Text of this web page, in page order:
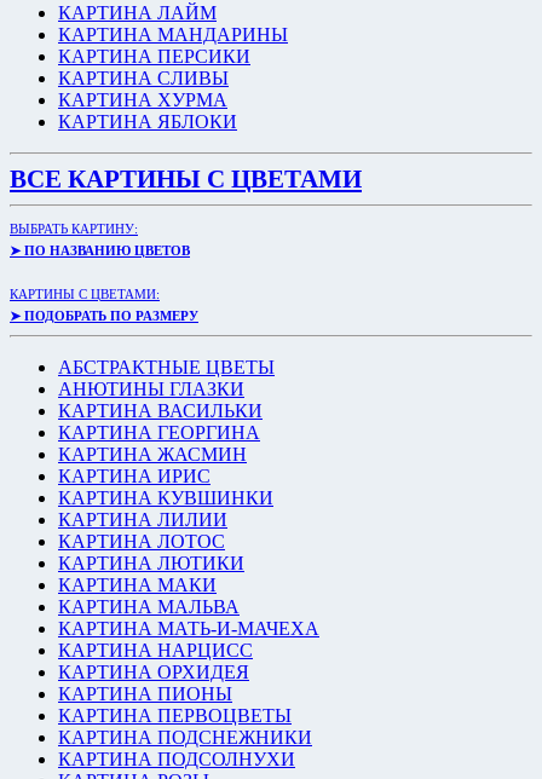
КАРТИНА ЛАЙМ
КАРТИНА МАНДАРИНЫ
КАРТИНА ПЕРСИКИ
КАРТИНА СЛИВЫ
КАРТИНА ХУРМА
КАРТИНА ЯБЛОКИ
ВСЕ КАРТИНЫ С ЦВЕТАМИ
ВЫБРАТЬ КАРТИНУ:
➤ ПО НАЗВАНИЮ ЦВЕТОВ
КАРТИНЫ С ЦВЕТАМИ:
➤ ПОДОБРАТЬ ПО РАЗМЕРУ
АБСТРАКТНЫЕ ЦВЕТЫ
АНЮТИНЫ ГЛАЗКИ
КАРТИНА ВАСИЛЬКИ
КАРТИНА ГЕОРГИНА
КАРТИНА ЖАСМИН
КАРТИНА ИРИС
КАРТИНА КУВШИНКИ
КАРТИНА ЛИЛИИ
КАРТИНА ЛОТОС
КАРТИНА ЛЮТИКИ
КАРТИНА МАКИ
КАРТИНА МАЛЬВА
КАРТИНА МАТЬ-И-МАЧЕХА
КАРТИНА НАРЦИСС
КАРТИНА ОРХИДЕЯ
КАРТИНА ПИОНЫ
КАРТИНА ПЕРВОЦВЕТЫ
КАРТИНА ПОДСНЕЖНИКИ
КАРТИНА ПОДСОЛНУХИ